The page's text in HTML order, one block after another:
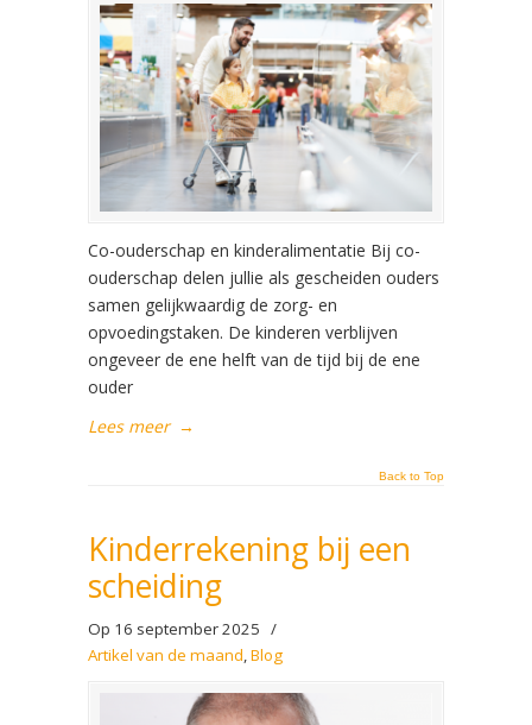
Co-ouderschap en kinderalimentatie Bij co-
ouderschap delen jullie als gescheiden ouders
samen gelijkwaardig de zorg- en
opvoedingstaken. De kinderen verblijven
ongeveer de ene helft van de tijd bij de ene
ouder
Lees meer →
Back to Top
Kinderrekening bij een
scheiding
Op 16 september 2025 /
Artikel van de maand,Blog